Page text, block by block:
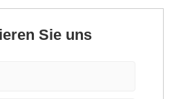
Sie uns